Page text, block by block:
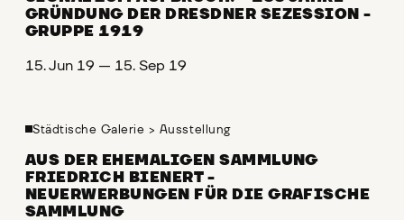
GRÜNDUNG DER DRESDNER SEZESSION -
GRUPPE 1919
15. Jun 19 — 15. Sep 19
Städtische Galerie > Ausstellung
AUS DER EHEMALIGEN SAMMLUNG
FRIEDRICH BIENERT -
NEUERWERBUNGEN FÜR DIE GRAFISCHE
SAMMLUNG